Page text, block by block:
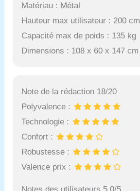
Matériau : Métal
Hauteur max utilisateur : 200 cm
Capacité max de poids : 135 kg
Dimensions : 108 x 60 x 147 cm
Note de la rédaction 18/20
Polyvalence :
Technologie :
Confort :
Robustesse :
Valence prix :